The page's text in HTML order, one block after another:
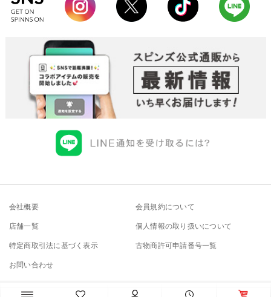
会社概要 会員規約について
店舗一覧 個人情報の取り扱いについて
特定商取引法に基づく表示 古物商許可申請番号一覧
お問い合わせ